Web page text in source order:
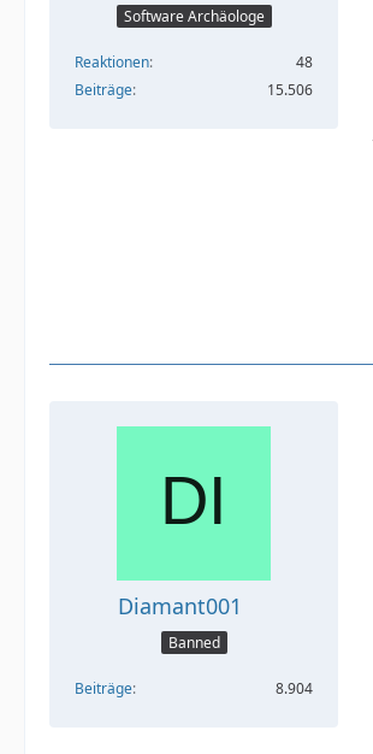
Software Archäologe
Reaktionen
48
Beiträge
15.506
Diamant001
Banned
Beiträge 8.904